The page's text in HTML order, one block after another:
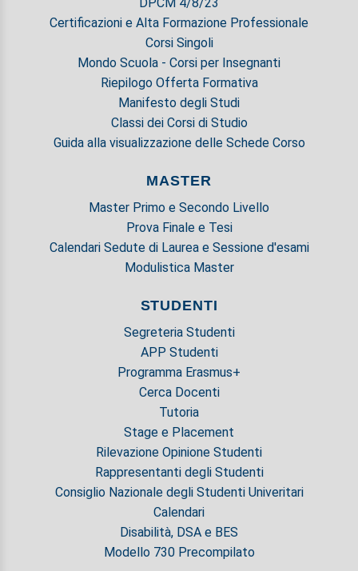
Certificazioni e Alta Formazione Professionale
Corsi Singoli
Mondo Scuola - Corsi per Insegnanti
Riepilogo Offerta Formativa
Manifesto degli Studi
Classi dei Corsi di Studio
Guida alla visualizzazione delle Schede Corso
MASTER
Master Primo e Secondo Livello
Prova Finale e Tesi
Calendari Sedute di Laurea e Sessione d'esami
Modulistica Master
STUDENTI
Segreteria Studenti
APP Studenti
Programma Erasmus+
Cerca Docenti
Tutoria
Stage e Placement
Rilevazione Opinione Studenti
Rappresentanti degli Studenti
Consiglio Nazionale degli Studenti Univeritari
Calendari
Disabilità, DSA e BES
Modello 730 Precompilato